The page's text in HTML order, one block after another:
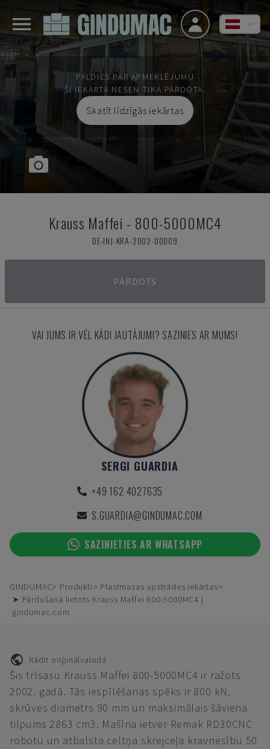
PALDIES PAR APMEKLĒJUMU
ŠĪ IEKĀRTA NESEN TIKA PĀRDOTA.
Skatīt līdzīgās iekārtas
Krauss Maffei - 800-5000MC4
DE-INJ-KRA-2002-00009
PĀRDOTS
VAI JUMS IR VĒL KĀDI JAUTĀJUMI? SAZINIES AR MUMS!
SERGI GUARDIA
+49 162 4027635
S.GUARDIA@GINDUMAC.COM
SAZINIETIES AR WHATSAPP
GINDUMAC Produkti
Plastmasas apstrādes iekārtas
➤ Pārdošanā lietots Krauss Maffei 800-5000MC4 |
gindumac.com
Rādīt oriģinālvalodā
Šis trīsasu Krauss Maffei 800-5000MC4 ir ražots
2002. gadā. Tās iespīlēšanas spēks ir 800 kN,
skrūves diametrs 90 mm un maksimālais šāviena
tilpums 2863 cm3. Mašīna ietver Remak RD30CNC
robotu un atbalsta celtņa skrejceļa kravnesību 50